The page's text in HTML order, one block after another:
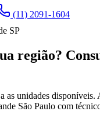
(11) 2091-1604
SP
região?
as unidades disponíveis.
São Paulo com